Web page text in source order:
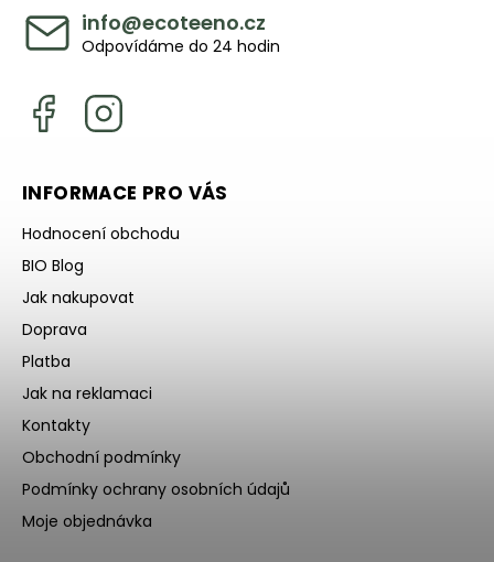
info@ecoteeno.cz
Odpovídáme do 24 hodin
INFORMACE PRO VÁS
Hodnocení obchodu
BIO Blog
Jak nakupovat
Doprava
Platba
Jak na reklamaci
Kontakty
Obchodní podmínky
Podmínky ochrany osobních údajů
Moje objednávka